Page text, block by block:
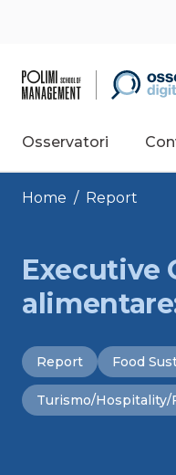
Osservatori
Home / Report
Executive
Report Food
Turismo/Hospitality/